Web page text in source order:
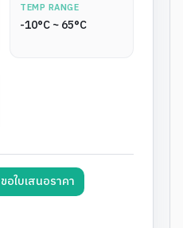
TEMP RANGE
-10°C ~ 65°C
ขอใบเสนอราคา